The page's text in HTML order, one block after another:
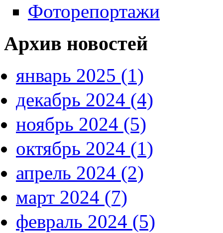
Фоторепортажи
Архив новостей
январь 2025 (1)
декабрь 2024 (4)
ноябрь 2024 (5)
октябрь 2024 (1)
апрель 2024 (2)
март 2024 (7)
февраль 2024 (5)